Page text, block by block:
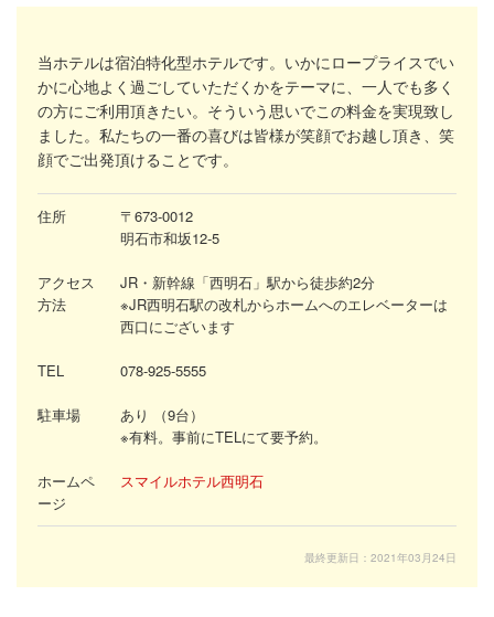
当ホテルは宿泊特化型ホテルです。いかにロープライスでい
かに心地よく過ごしていただくかをテーマに、一人でも多く
の方にご利用頂きたい。そういう思いでこの料金を実現致し
ました。私たちの一番の喜びは皆様が笑顔でお越し頂き、笑
顔でご出発頂けることです。
住所
〒673-0012
明石市和坂12-5
アクセス
方法
JR・新幹線「西明石」駅から徒歩約2分
※JR西明石駅の改札からホームへのエレベーターは
西口にございます
TEL 078-925-5555
駐車場
あり （9台）
※有料。事前にTELにて要予約。
ホームペ
ージ
スマイルホテル西明石
最終更新日：2021年03月24日